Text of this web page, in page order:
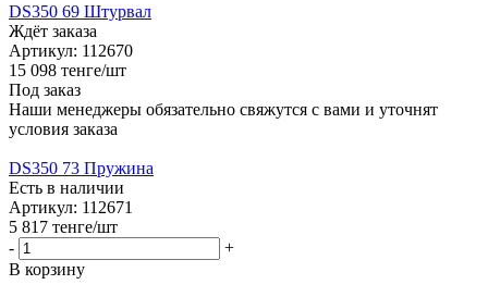
DS350 69 Штурвал
Ждёт заказа
Артикул: 112670
15 098 тенге/шт
Под заказ
Наши менеджеры обязательно свяжутся с вами и уточнят
условия заказа
DS350 73 Пружина
Есть в наличии
Артикул: 112671
5 817 тенге/шт
-
+
В корзину